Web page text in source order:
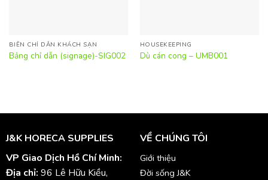
BIỂN CHỈ DẪN KHÁCH SẠN
Bảng chỉ dẫn (signage)-SIG002
HOUSEKEEPING
Dù cán cong – UMB001
J&K HORECA SUPPLIES
VP Giao Dịch Hồ Chí Minh:
Địa chỉ: 96 Lê Hữu Kiều,
VỀ CHÚNG TÔI
Giới thiệu
Đời sống J&K